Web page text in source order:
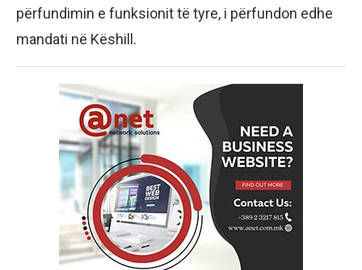
përfundimin e funksionit të tyre, i përfundon edhe
mandati në Këshill.